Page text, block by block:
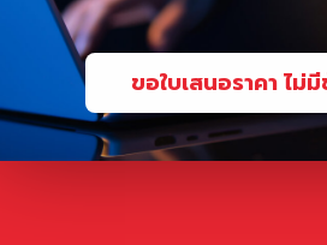
ขอใบเสนอราคา ไม่